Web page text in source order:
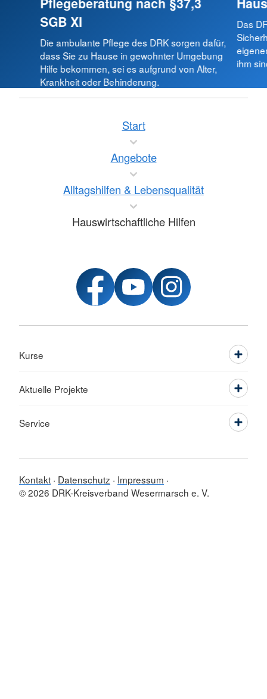
SGB XI
Die ambulante Pflege des DRK sorgen dafür,
dass Sie zu Hause in gewohnter Umgebung
Hilfe bekommen, sei es aufgrund von Alter,
Krankheit oder Behinderung.
Das
ihm
Start
Angebote
Alltagshilfen & Lebensqualität
Hauswirtschaftliche Hilfen
Kurse
Aktuelle Projekte
Service
Kontakt Datenschutz
Impressum
© 2026 DRK-Kreisverband Wesermarsch e. V.